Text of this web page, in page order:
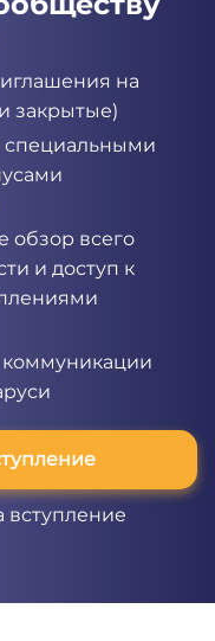
на
закрытые)
специальными
обзор всего
и доступ к
коммуникации
вступление